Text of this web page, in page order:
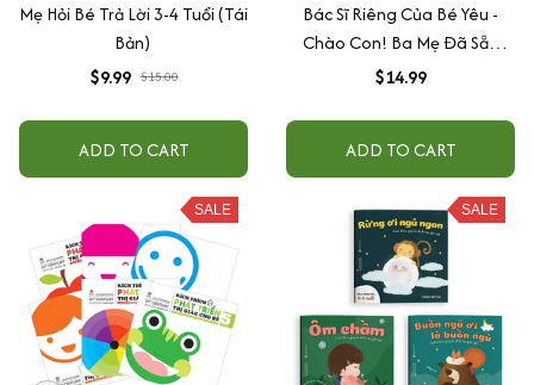
Mẹ Hỏi Bé Trả Lời 3-4 Tuổi (Tái
Bản)
$9.99 $15.00
ADD TO CART
Bác Sĩ Riêng Của Bé Yêu -
Chào Con! Ba Mẹ Đã Sẵn
Sàng (Tái Bản)
$14.99
ADD TO CART
SALE SALE